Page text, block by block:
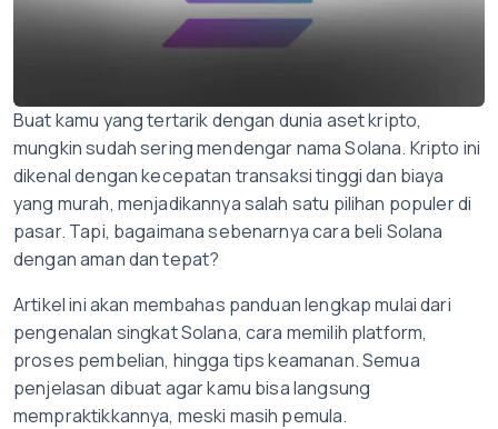
Buat kamu yang tertarik dengan dunia aset kripto,
mungkin sudah sering mendengar nama Solana. Kripto ini
dikenal dengan kecepatan transaksi tinggi dan biaya
yang murah, menjadikannya salah satu pilihan populer di
pasar. Tapi, bagaimana sebenarnya cara beli Solana
dengan aman dan tepat?
Artikel ini akan membahas panduan lengkap mulai dari
pengenalan singkat Solana, cara memilih platform,
proses pembelian, hingga tips keamanan. Semua
penjelasan dibuat agar kamu bisa langsung
mempraktikkannya, meski masih pemula.